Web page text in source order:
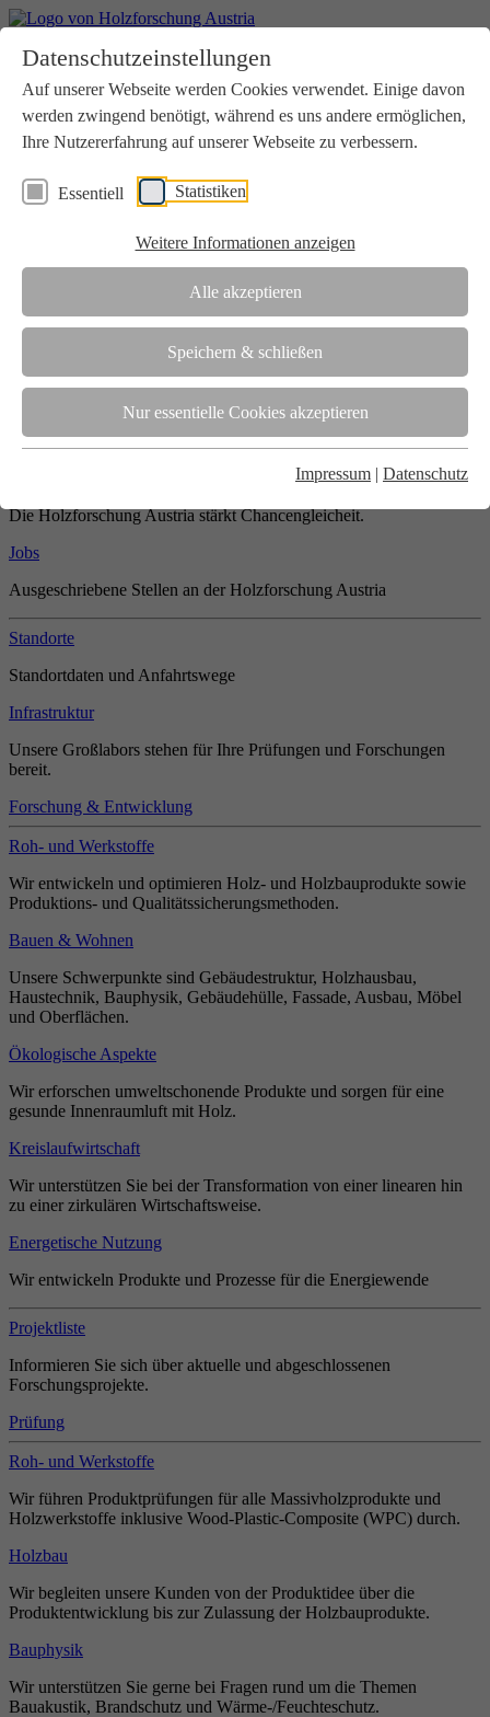
Datenschutzeinstellungen
Auf unserer Webseite werden Cookies verwendet. Einige davon
werden zwingend benötigt, während es uns andere ermöglichen,
Ihre Nutzererfahrung auf unserer Webseite zu verbessern.
Essentiell Statistiken
Weitere Informationen anzeigen
Alle akzeptieren
Speichern & schließen
Nur essentielle Cookies akzeptieren
Impressum | Datenschutz
Aktuelles
Downloads
Kontakt
Login
Verein
Wir unterstützen die Interessen der Holzbranche in enger
Zusammenarbeit mit Wissenschaft und Wirtschaft.
Die Holzforschung Austria ist akkreditierte Prüf-, Inspektions- und
Team
Unsere gesamte Kompetenz ist in unseren Mitarbeiter:innen
gebündelt
Die Holzforschung Austria stärkt Chancengleicheit.
Jobs
Ausgeschriebene Stellen an der Holzforschung Austria
Standorte
Standortdaten und Anfahrtswege
Infrastruktur
Unsere Großlabors stehen für Ihre Prüfungen und Forschungen
bereit.
Forschung & Entwicklung
Roh- und Werkstoffe
Wir entwickeln und optimieren Holz- und Holzbauprodukte sowie
Produktions- und Qualitätssicherungsmethoden.
Bauen & Wohnen
Unsere Schwerpunkte sind Gebäudestruktur, Holzhausbau,
Haustechnik, Bauphysik, Gebäudehülle, Fassade, Ausbau, Möbel
und Oberflächen.
Ökologische Aspekte
Wir erforschen umweltschonende Produkte und sorgen für eine
gesunde Innenraumluft mit Holz.
Kreislaufwirtschaft
Wir unterstützen Sie bei der Transformation von einer linearen hin
zu einer zirkulären Wirtschaftsweise.
Energetische Nutzung
Wir entwickeln Produkte und Prozesse für die Energiewende
Projektliste
Informieren Sie sich über aktuelle und abgeschlossenen
Forschungsprojekte.
Prüfung
Roh- und Werkstoffe
Wir führen Produktprüfungen für alle Massivholzprodukte und
Holzwerkstoffe inklusive Wood-Plastic-Composite (WPC) durch.
Holzbau
Wir begleiten unsere Kunden von der Produktidee über die
Produktentwicklung bis zur Zulassung der Holzbauprodukte.
Bauphysik
Wir unterstützen Sie gerne bei Fragen rund um die Themen
Bauakustik, Brandschutz und Wärme-/Feuchteschutz.